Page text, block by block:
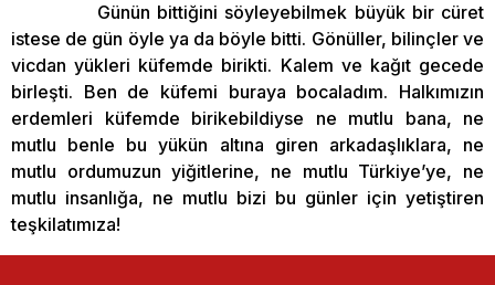
Günün bittiğini söyleyebilmek büyük bir cüret
istese de gün öyle ya da böyle bitti. Gönüller, bilinçler ve
vicdan yükleri küfemde birikti. Kalem ve kağıt gecede
birleşti. Ben de küfemi buraya bocaladım. Halkımızın
erdemleri küfemde birikebildiyse ne mutlu bana, ne
mutlu benle bu yükün altına giren arkadaşlıklara, ne
mutlu ordumuzun yiğitlerine, ne mutlu Türkiye’ye, ne
mutlu insanlığa, ne mutlu bizi bu günler için yetiştiren
teşkilatımıza!